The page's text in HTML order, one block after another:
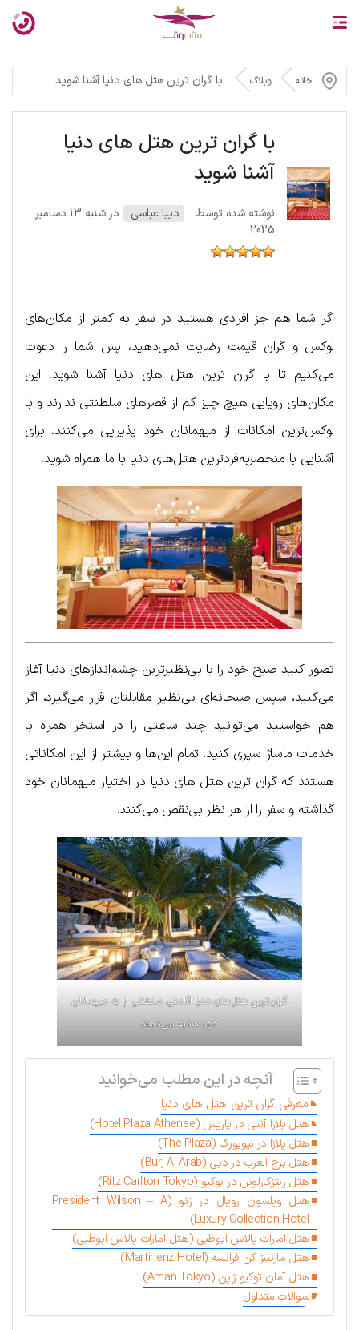
خانه وبلاگ با گران ترین هتل‌ های دنیا آشنا شوید
با گران ترین هتل‌ های دنیا
آشنا شوید
نوشته شده توسط : دیبا عباسی
در شنبه 13 دسامبر
2025
اگر شما هم جز افرادی هستید در سفر به کمتر از مکان‌های
لوکس و گران قیمت رضایت نمی‌دهید، پس شما را دعوت
می‌کنیم تا با گران ترین هتل‌ های دنیا آشنا شوید. این
مکان‌های رویایی هیچ چیز کم از قصرهای سلطنتی ندارند و با
لوکس‌ترین امکانات از میهمانان خود پذیرایی می‌کنند. برای
آشنایی با منحصربه‌فردترین هتل‌های دنیا با ما همراه شوید.
تصور کنید صبح خود را با بی‌نظیرترین چشم‌اندازهای دنیا آغاز
می‌کنید، سپس صبحانه‌ای بی‌نظیر مقابلتان قرار می‌گیرد، اگر
هم خواستید می‌توانید چند ساعتی را در استخر همراه با
خدمات ماساژ سپری کنید! تمام این‌ها و بیشتر از این امکاناتی
هستند که گران ترین هتل‌ های دنیا در اختیار میهمانان خود
گذاشته و سفر را از هر نظر بی‌نقص می‌کنند.
گران‌ترین هتل‌های دنیا اقامتی سلطنتی را به میهمانان
خود هدیه می‌دهند
آنچه در این مطلب می‌خوانید
معرفی گران‌ ترین هتل‌ های دنیا
هتل پلازا آنتی در پاریس (Hotel Plaza Athenee)
هتل پلازا در نیویورک (The Plaza)
هتل برج العرب در دبی (Burj Al Arab)
هتل ریتزکارلوتن در توکیو (Ritz Carlton Tokyo)
هتل ویلسون رویال در ژنو (President Wilson – A
Luxury Collection Hotel)
هتل امارات پالاس ابوظبی (هتل امارات پالاس ابوظبی)
هتل مارتینز کن فرانسه (Martinenz Hotel)
هتل آمان توکیو ژاپن (Aman Tokyo)
سوالات متداول